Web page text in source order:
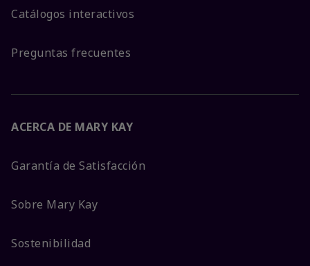
Catálogos interactivos
Preguntas frecuentes
ACERCA DE MARY KAY
Garantía de Satisfacción
Sobre Mary Kay
Sostenibilidad